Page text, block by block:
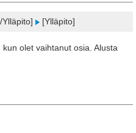
Ylläpito] [Ylläpito]
olet vaihtanut osia. Alusta